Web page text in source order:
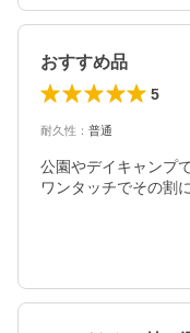
おすすめ品
5
耐久性 ： 普通
公園やデイキャンプ
ワンタッチでその割